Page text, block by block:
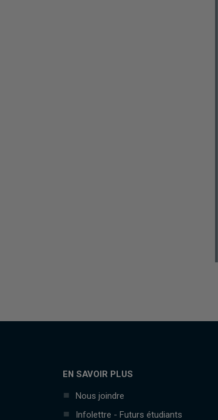
EN SAVOIR PLUS
Nous joindre
Infolettre - Futurs étudiants